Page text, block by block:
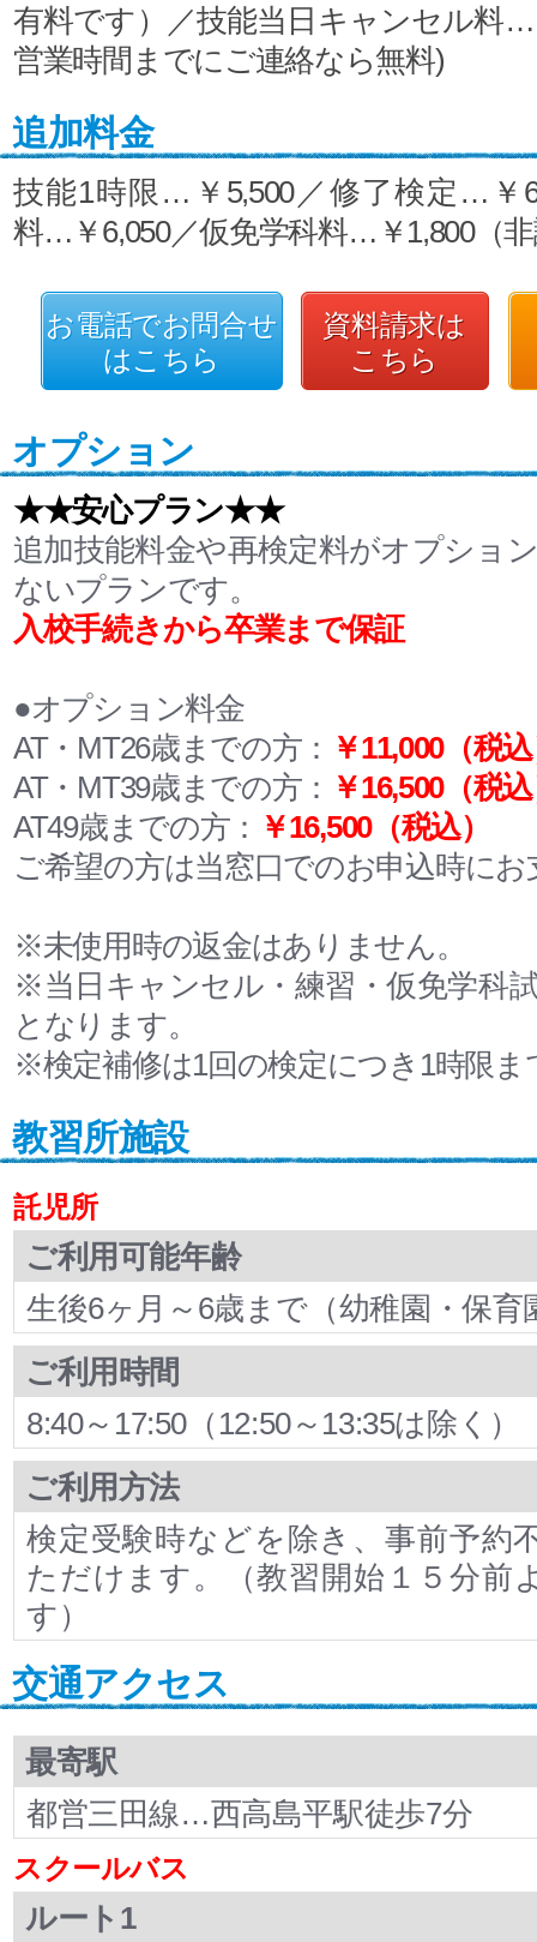
有料です）／技能当日キャンセル料…
営業時間までにご連絡なら無料)
追加料金
技能1時限…￥5,500／修了検定…￥
料…￥6,050／仮免学科料…￥1,800（
お電話でお問合せ
はこちら
資料請求は
こちら
オプション
★★安心プラン★★
追加技能料金や再検定料がオプショ
ないプランです。
入校手続きから卒業まで保証
●オプション料金
AT・MT26歳までの方： ￥11,000（税
AT・MT39歳までの方： ￥16,500（税
AT49歳までの方： ￥16,500（税込）
ご希望の方は当窓口でのお申込時にお
※未使用時の返金はありません。
※当日キャンセル・練習・仮免学科
となります。
※検定補修は1回の検定につき1時限ま
教習所施設
託児所
ご利用可能年齢
生後6ヶ月～6歳まで（幼稚園・保育
ご利用時間
8:40～17:50（12:50～13:35は除く）
ご利用方法
検定受験時などを除き、事前予約
ただけます。（教習開始１５分前
す）
交通アクセス
最寄駅
都営三田線…西高島平駅徒歩7分
スクールバス
ルート1